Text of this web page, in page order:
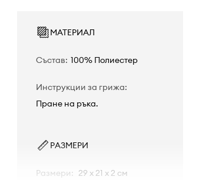
МАТЕРИАЛ
Състав: 100% Полиестер
Инструкции за грижа:
Пране на ръка.
РАЗМЕРИ
Размери: 29 x 21 x 2 см